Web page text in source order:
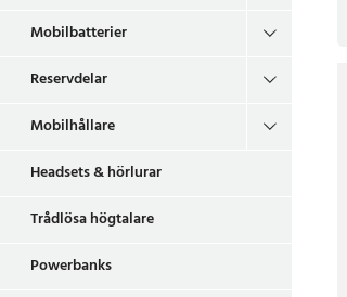
Mobilbatterier
Reservdelar
Mobilhållare
Headsets & hörlurar
Trådlösa högtalare
Powerbanks